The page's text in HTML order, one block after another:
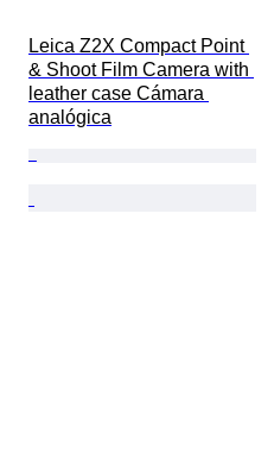
Leica Z2X Compact Point
& Shoot Film Camera with
leather case Cámara
analógica